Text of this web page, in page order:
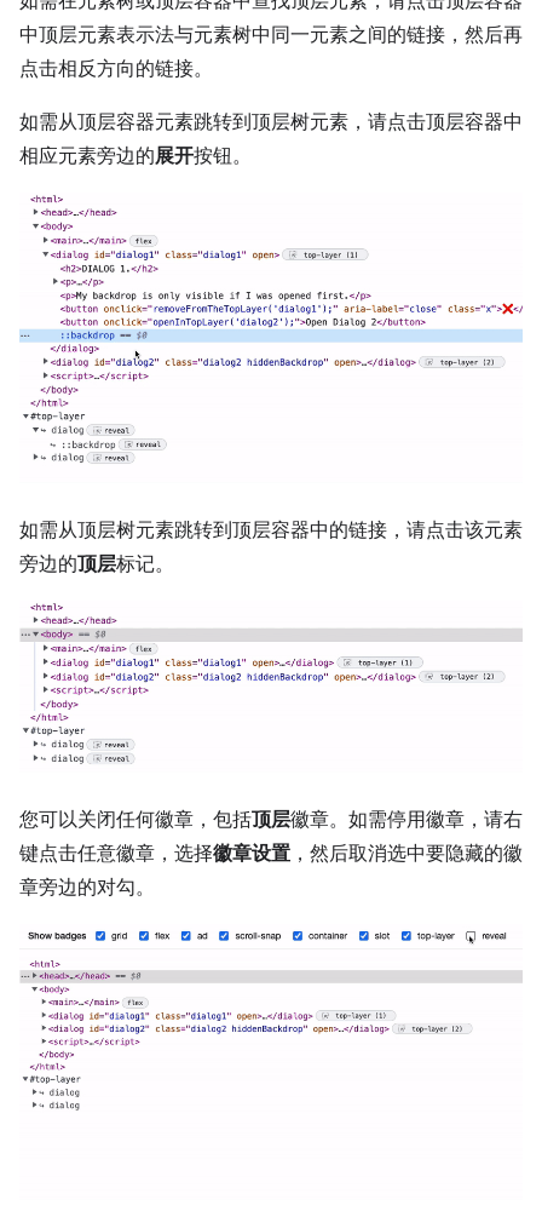
中顶层元素表示法与元素树中同一元素之间的链接，然后再
点击相反方向的链接。
如需从顶层容器元素跳转到顶层树元素，请点击顶层容器中
相应元素旁边的展开按钮。
如需从顶层树元素跳转到顶层容器中的链接，请点击该元素
旁边的顶层标记。
您可以关闭任何徽章，包括顶层徽章。如需停用徽章，请右
键点击任意徽章，选择徽章设置 ，然后取消选中要隐藏的徽
章旁边的对勾。